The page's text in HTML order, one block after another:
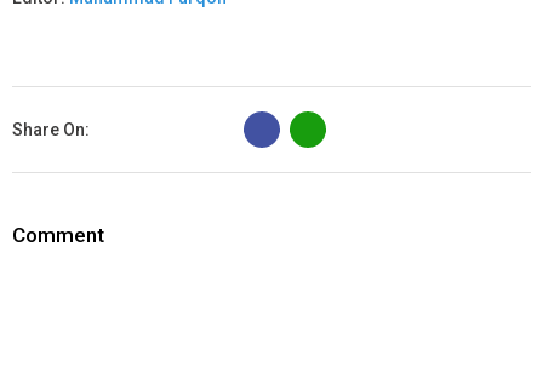
Share On:
B
Comment